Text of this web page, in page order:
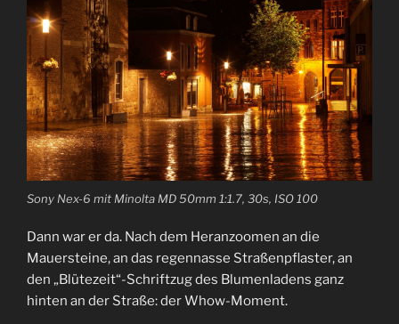
Sony Nex-6 mit Minolta MD 50mm 1:1.7, 30s, ISO 100
Dann war er da. Nach dem Heranzoomen an die
Mauersteine, an das regennasse Straßenpflaster, an
den „Blütezeit“-Schriftzug des Blumenladens ganz
hinten an der Straße: der Whow-Moment.